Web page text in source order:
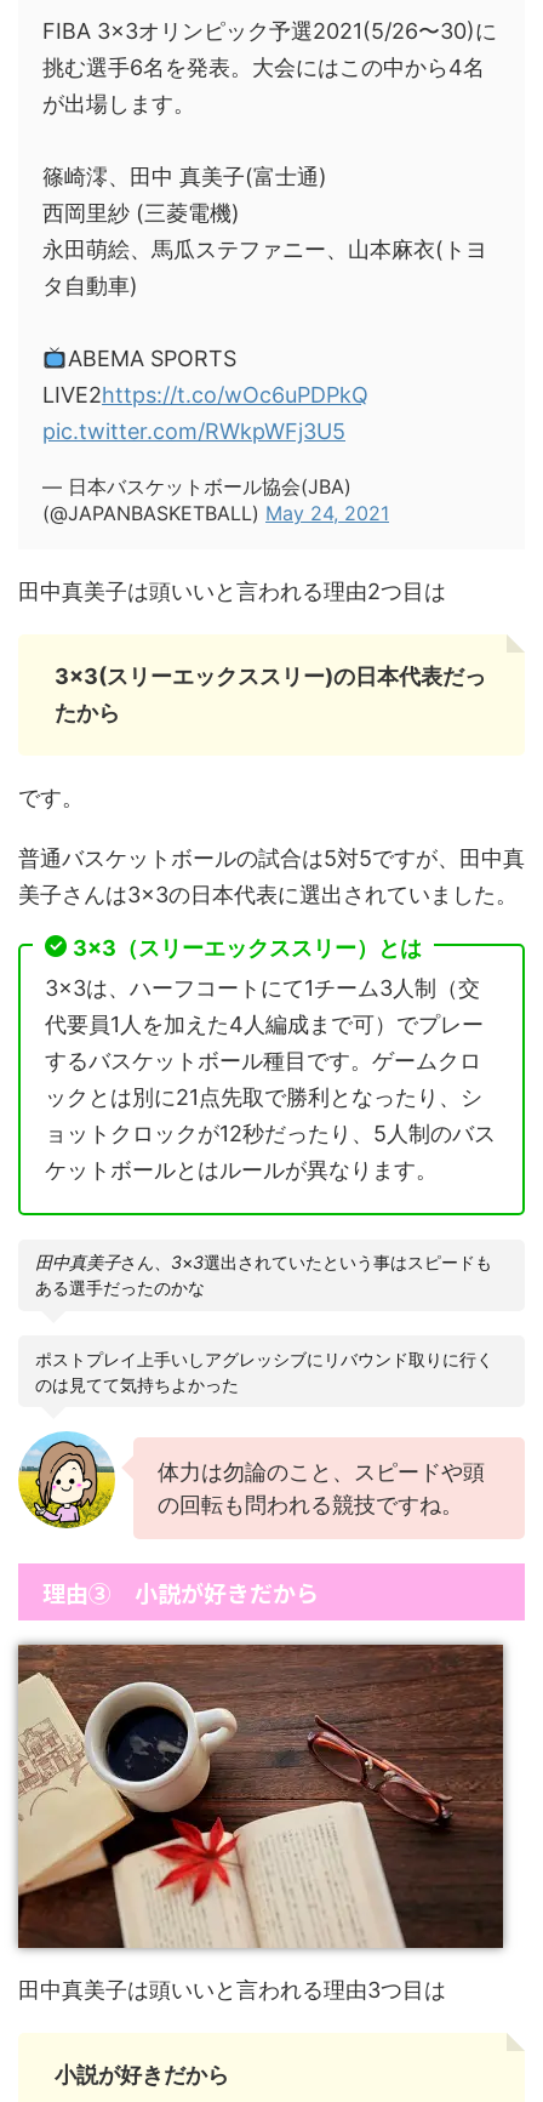
FIBA 3x3オリンピック予選2021(5/26〜30)に
挑む選手6名を発表。大会にはこの中から4名
が出場します。
篠崎澪、田中 真美子(富士通)
西岡里紗 (三菱電機)
永田萌絵、馬瓜ステファニー、山本麻衣(トヨ
タ自動車)
ABEMA SPORTS
LIVE2https://t.co/wOc6uPDPkQ
pic.twitter.com/RWkpWFj3U5
— 日本バスケットボール協会(JBA)
(@JAPANBASKETBALL) May 24, 2021
田中真美子は頭いいと言われる理由2つ目は
3×3(スリーエックススリー)の日本代表だっ
たから
です。
普通バスケットボールの試合は5対5ですが、田中真
美子さんは3×3の日本代表に選出されていました。
3×3（スリーエックススリー）とは
3×3は、ハーフコートにて1チーム3人制（交
代要員1人を加えた4人編成まで可）でプレー
するバスケットボール種目です。ゲームクロ
ックとは別に21点先取で勝利となったり、シ
ョットクロックが12秒だったり、5人制のバス
ケットボールとはルールが異なります。
田中真美子さん、 3×3選出されていたという事はスピードも
ある選手だったのかな
ポストプレイ上手いしアグレッシブにリバウンド取りに行く
のは見てて気持ちよかった
体力は勿論のこと、スピードや頭
の回転も問われる競技ですね。
理由③ 小説が好きだから
田中真美子は頭いいと言われる理由3つ目は
小説が好きだから